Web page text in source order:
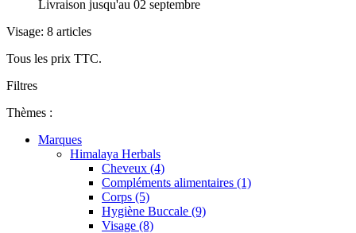
Livraison jusqu'au 02 septembre
Visage: 8 articles
Tous les prix TTC.
Filtres
Thèmes :
Marques
Himalaya Herbals
Cheveux (4)
Compléments alimentaires (1)
Corps (5)
Hygiène Buccale (9)
Visage (8)